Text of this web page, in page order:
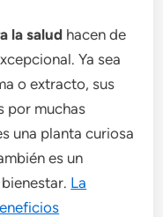
la salud hacen de
Ya sea
o extracto, sus
por muchas
una planta curiosa
es un
La